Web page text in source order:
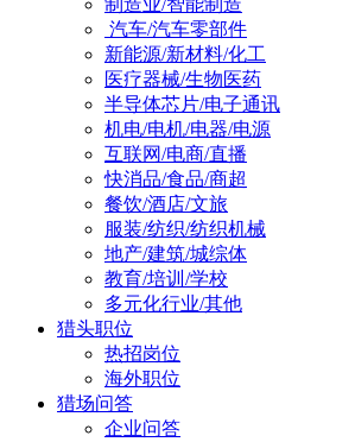
制造业/智能制造
汽车/汽车零部件
新能源/新材料/化工
医疗器械/生物医药
半导体芯片/电子通讯
机电/电机/电器/电源
互联网/电商/直播
快消品/食品/商超
餐饮/酒店/文旅
服装/纺织/纺织机械
地产/建筑/城综体
教育/培训/学校
多元化行业/其他
猎头职位
热招岗位
海外职位
猎场问答
企业问答